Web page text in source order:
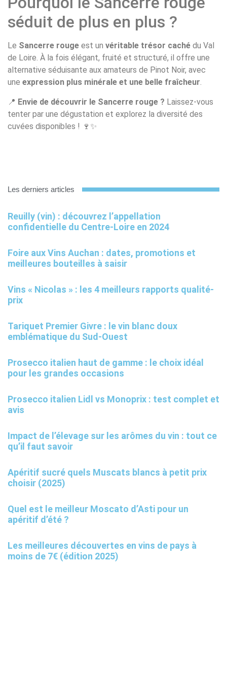
séduit de plus en plus ?
Le Sancerre rouge est un véritable trésor caché du Val
de Loire. À la fois élégant, fruité et structuré, il offre une
alternative séduisante aux amateurs de Pinot Noir, avec
une expression plus minérale et une belle fraîcheur.
📍 Envie de découvrir le Sancerre rouge ? Laissez-vous
tenter par une dégustation et explorez la diversité des
cuvées disponibles ! 🍷✨
Les derniers articles
Reuilly (vin) : découvrez l’appellation
confidentielle du Centre-Loire en 2024
Foire aux Vins Auchan : dates, promotions et
meilleures bouteilles à saisir
Vins « Nicolas » : les 4 meilleurs rapports qualité-
prix
Tariquet Premier Givre : le vin blanc doux
emblématique du Sud-Ouest
Prosecco italien haut de gamme : le choix idéal
pour les grandes occasions
Prosecco italien Lidl vs Monoprix : test complet et
avis
Impact de l’élevage sur les arômes du vin : tout ce
qu’il faut savoir
Apéritif sucré quels Muscats blancs à petit prix
choisir (2025)
Quel est le meilleur Moscato d’Asti pour un
apéritif d’été ?
Les meilleures découvertes en vins de pays à
moins de 7€ (édition 2025)